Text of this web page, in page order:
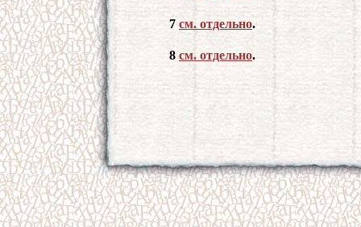
7 cм. отдельно.
8 см. отдельно.